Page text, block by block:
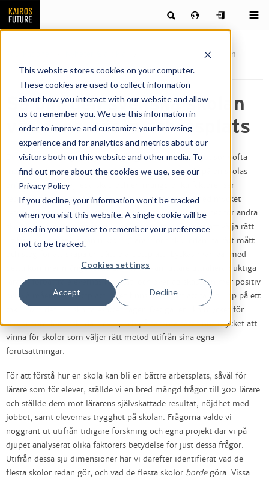
This website stores cookies on your computer.
These cookies are used to collect information
about how you interact with our website and allow
us to remember you. We use this information in
order to improve and customize your browsing
experience and for analytics and metrics about our
visitors both on this website and other media. To
find out more about the cookies we use, see our
Privacy Policy
If you decline, your information won’t be tracked
when you visit this website. A single cookie will be
used in your browser to remember your preference
not to be tracked.
Cookies settings
Accept Decline
Så blir den svenska skolan
världens bästa arbetsplats
Så blir den svenska skolan
världens bästa arbetsplats
Det finns flera vägar mot framgång för en skola, något som ofta
inte syns i opinionsbildning och debatter. Beroende på en skolas
omgivning, lärare, ledarskap och en mängd olika faktorer ser
receptet på att lyckas ganska olika ut; för en skola med mycket
resurser kan vissa problem vara enkla att lösa, medan det för andra
skolor kan krävas omsorgsfulla prioriteringar. Genom att välja rätt
utifrån sin situation kan rektorer, lärare och skolledare ta rätt mått
och steg för att skapa en bättre arbetsplats. Lyckas man väl med
detta kommer många fördelar – man kan lättare attrahera duktiga
lärare, förbättra elevernas resultat, och överlag skapa en mer positiv
och välmående arbetsplats. ”Det finns olika sätt att ta sig upp på ett
tak,” som det indiska talesättet säger. Det gäller lika mycket för
skolor som för enskilda elever, och på samma sätt finns mycket att
vinna för skolor som väljer rätt metod utifrån sina egna
förutsättningar.
För att förstå hur en skola kan bli en bättre arbetsplats, såväl för
lärare som för elever, ställde vi en bred mängd frågor till 300 lärare
och ställde dem mot lärarens självskattade resultat, nöjdhet med
jobbet, samt elevernas trygghet på skolan. Frågorna valde vi
noggrant ut utifrån tidigare forskning och egna projekt där vi på
djupet analyserat olika faktorers betydelse för just dessa frågor.
Utifrån dessa sju dimensioner har vi därefter identifierat vad de
flesta skolor redan gör, och vad de flesta skolor bordegöra. Vissa